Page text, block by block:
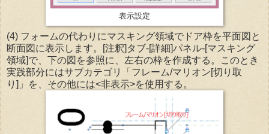
表示設定
(4) フォームの代わりにマスキング領域でドア枠を平面図と
断面図に表示します。[注釈]タブ-[詳細]パネル-[マスキング
領域]で、下の図を参照に、左右の枠を作成する。このとき
実践部分にはサブカテゴリ「フレーム/マリオン[切り取
り]」を、その他には<非表示>を使用する。